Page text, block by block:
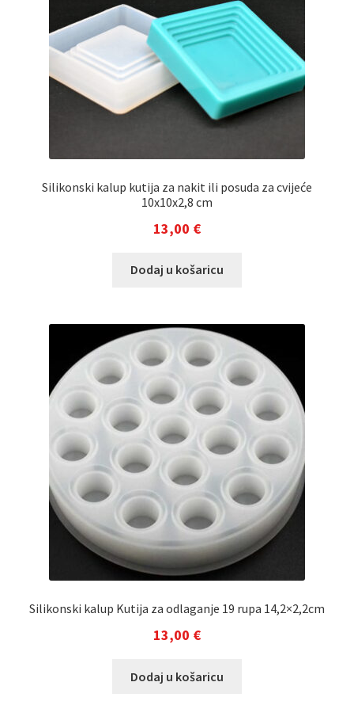
Silikonski kalup kutija za nakit ili posuda za cvijeće
10x10x2,8 cm
13,00 €
Dodaj u košaricu
Silikonski kalup Kutija za odlaganje 19 rupa 14,2×2,2cm
13,00 €
Dodaj u košaricu